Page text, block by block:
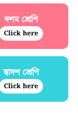
দশম শ্রেণি
Click here
দ্বাদশ শ্রেণি
Click here